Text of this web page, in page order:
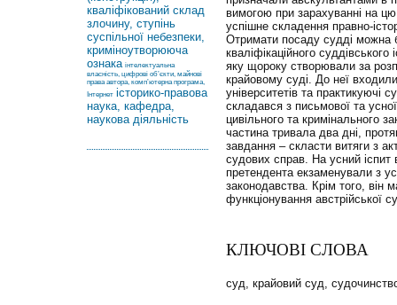
кваліфікований склад
злочину, ступінь
суспільної небезпеки,
криміноутворююча
ознака інтелектуальна
власність, цифрові об’єкти, майнові
права автора, комп’ютерна програма,
Інтернет історико-правова
наука, кафедра,
наукова діяльність
вимогою при зарахуванні на
успішне складення правно-
Отримати посаду судді можна
кваліфікаційного
яку щороку створювали за
крайовому суді. До неї
університетів та практикуючі
складався з письмової та
цивільного та кримінального
частина тривала два дні,
завдання – скласти витяги з
судових справ. На усний іспит
претендента екзаменували з
законодавства. Крім того, він
функціонування австрійської
КЛЮЧОВІ СЛОВА
суд, крайовий суд,